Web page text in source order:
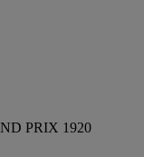
PRIX 1920